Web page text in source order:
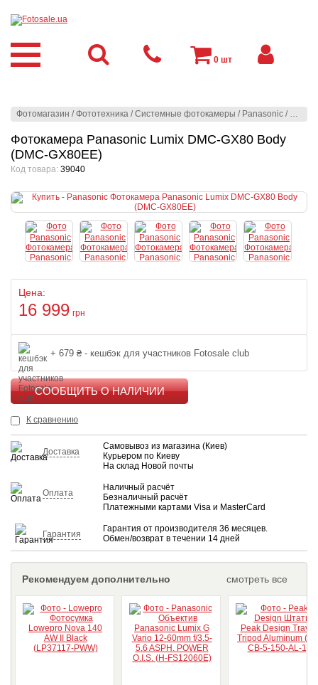
Фотомагазин /Фототехника /Системные фотокамеры / Panasonic /
Фотокамера Panasonic Lumix DMC-GX80 Body
(DMC-GX80EE)
Код товара: 39040
Цена:
16 999 грн
+ 679 ₴ - кешбэк для участников Fotosale club
К сравнению
Доставка
Самовывоз из магазина (Киев)
Курьером по Киеву
На склад Новой почты
Оплата
Наличный расчёт
Безналичный расчёт
Платежными картами Visa и MasterCard
Гарантия
Гарантия от производителя 36 месяцев.
Обмен/возврат в течении 14 дней
Рекомендуем дополнительно смотреть все
0 шт